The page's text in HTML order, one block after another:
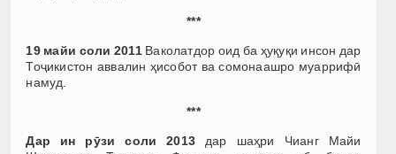
***
19 майи соли 2011Ваколатдор оид ба ҳуқуқи инсон дар
Тоҷикистон аввалин ҳисобот ва сомонаашро муаррифӣ
намуд.
***
Дар ин рӯзи соли 2013 дар шаҳри Чианг Майи